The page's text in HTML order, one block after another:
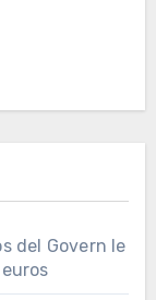
del Govern le